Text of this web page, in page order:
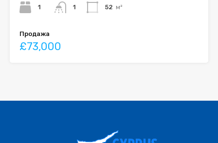
1
1
52 м²
Продажа
£73,000